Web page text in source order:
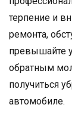
терпение и
ремонта,
превышайте
обратным
получиться
автомобиле.